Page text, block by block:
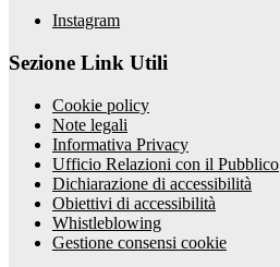
Instagram
Sezione Link Utili
Cookie policy
Note legali
Informativa Privacy
Ufficio Relazioni con il Pubblico
Dichiarazione di accessibilità
Obiettivi di accessibilità
Whistleblowing
Gestione consensi cookie